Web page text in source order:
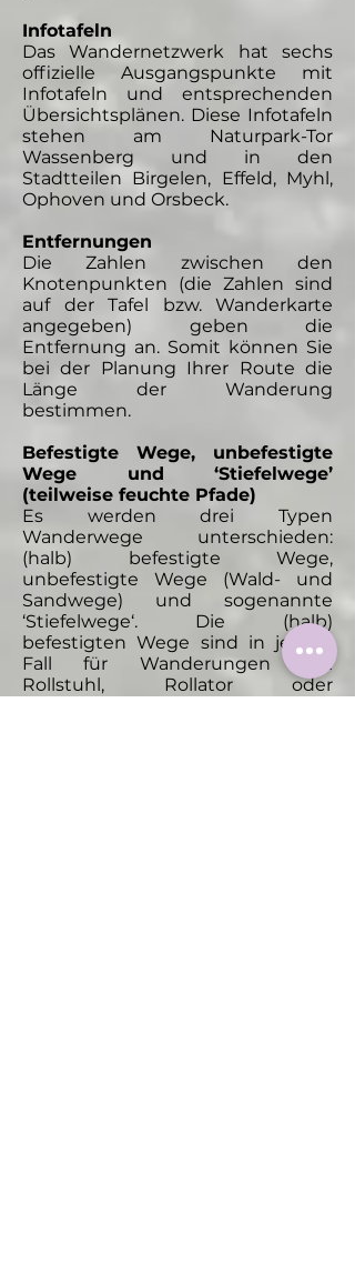
Infotafeln
Das Wandernetzwerk hat sechs
offizielle Ausgangspunkte mit
Infotafeln und entsprechenden
Übersichtsplänen. Diese Infotafeln
stehen am Naturpark-Tor
Wassenberg und in den
Stadtteilen Birgelen, Effeld, Myhl,
Ophoven und Orsbeck.
Entfernungen
Die Zahlen zwischen den
Knotenpunkten (die Zahlen sind
auf der Tafel bzw. Wanderkarte
angegeben) geben die
Entfernung an. Somit können Sie
bei der Planung Ihrer Route die
Länge der Wanderung
bestimmen.
Befestigte Wege, unbefestigte
Wege und ‘Stiefelwege’
(teilweise feuchte Pfade)
Es werden drei Typen
Wanderwege unterschieden:
(halb) befestigte Wege,
unbefestigte Wege (Wald- und
Sandwege) und sogenannte
‘Stiefelwege‘. Die (halb)
befestigten Wege sind in jedem
Fall für Wanderungen mit
Rollstuhl, Rollator oder